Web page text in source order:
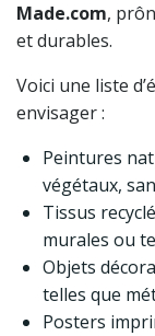
Made.com,
et durables.
Voici une liste
envisager :
Peintures
végétaux,
Tissus
murales ou
Objets
telles que
Posters